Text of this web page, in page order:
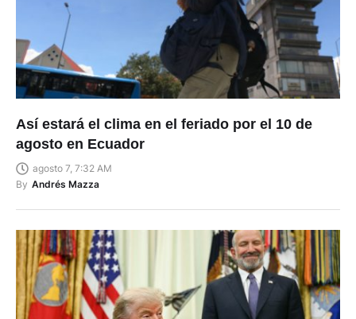
Así estará el clima en el feriado por el 10 de
agosto en Ecuador
agosto 7, 7:32 AM
By Andrés Mazza